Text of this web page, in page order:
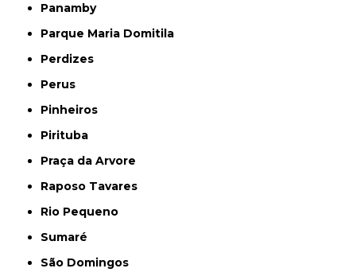
Panamby
Parque Maria Domitila
Perdizes
Perus
Pinheiros
Pirituba
Praça da Arvore
Raposo Tavares
Rio Pequeno
Sumaré
São Domingos